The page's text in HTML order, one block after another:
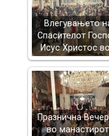
Влегувањето
Спасителот
Исус Христос
Празнична
во манастирот